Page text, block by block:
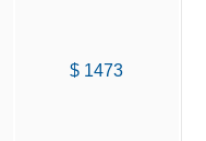
$ 1473